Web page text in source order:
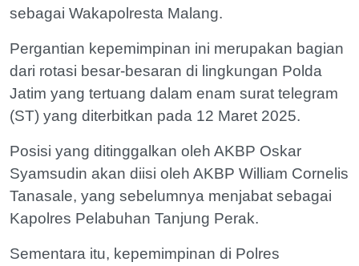
sebagai Wakapolresta Malang.
Pergantian kepemimpinan ini merupakan bagian
dari rotasi besar-besaran di lingkungan Polda
Jatim yang tertuang dalam enam surat telegram
(ST) yang diterbitkan pada 12 Maret 2025.
Posisi yang ditinggalkan oleh AKBP Oskar
Syamsudin akan diisi oleh AKBP William Cornelis
Tanasale, yang sebelumnya menjabat sebagai
Kapolres Pelabuhan Tanjung Perak.
Sementara itu, kepemimpinan di Polres